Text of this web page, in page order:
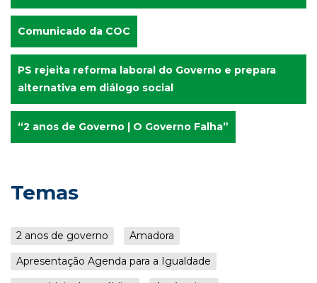
Comunicado da COC
PS rejeita reforma laboral do Governo e prepara
alternativa em diálogo social
“2 anos de Governo | O Governo Falha”
Temas
2 anos de governo
Amadora
Apresentação Agenda para a Igualdade